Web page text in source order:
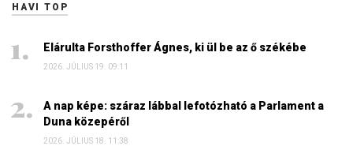
HAVI TOP
Elárulta Forsthoffer Ágnes, ki ül be az ő székébe
2026. JÚLIUS 19. 09:11
A nap képe: száraz lábbal lefotózható a Parlament a
Duna közepéről
2026. JÚLIUS 18. 11:38